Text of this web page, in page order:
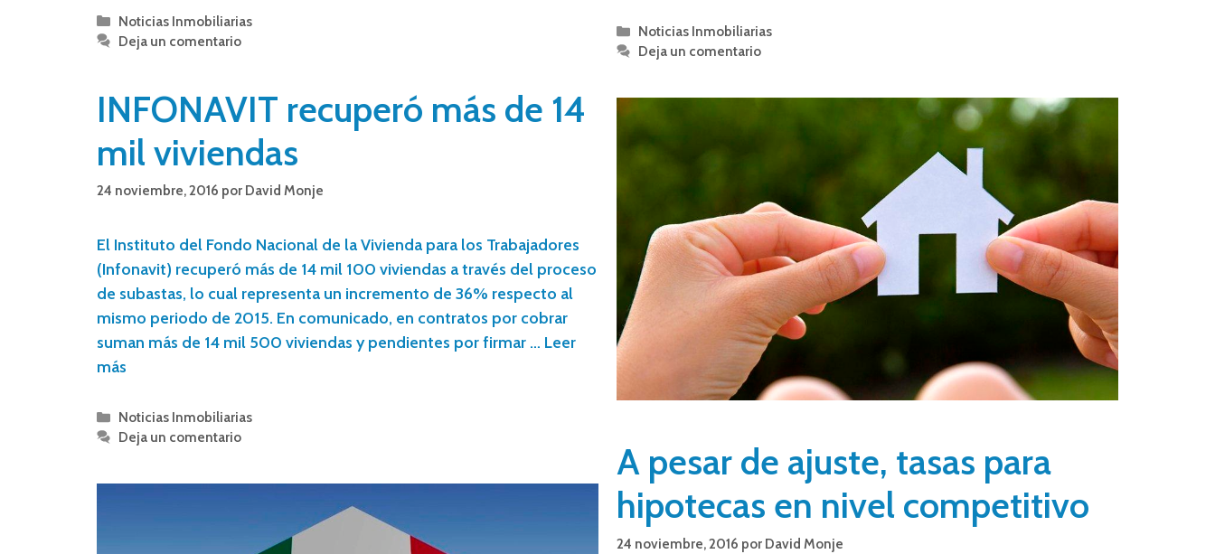
Noticias Inmobiliarias
Deja un comentario
Noticias Inmobiliarias
Deja un comentario
INFONAVIT recuperó más de 14
mil viviendas
24 noviembre, 2016 por David Monje
El Instituto del Fondo Nacional de la Vivienda para los Trabajadores
(Infonavit) recuperó más de 14 mil 100 viviendas a través del proceso
de subastas, lo cual representa un incremento de 36% respecto al
mismo periodo de 2015. En comunicado, en contratos por cobrar
suman más de 14 mil 500 viviendas y pendientes por firmar … Leer
más
Noticias Inmobiliarias
Deja un comentario
A pesar de ajuste, tasas para
hipotecas en nivel competitivo
24 noviembre, 2016 por David Monje